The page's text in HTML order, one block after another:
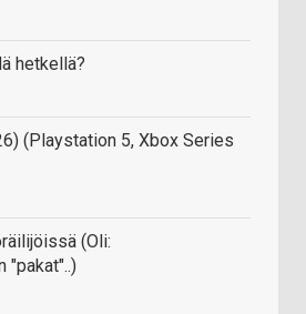
hetkellä?
(Playstation 5, Xbox Series
(Oli:
"pakat"..)